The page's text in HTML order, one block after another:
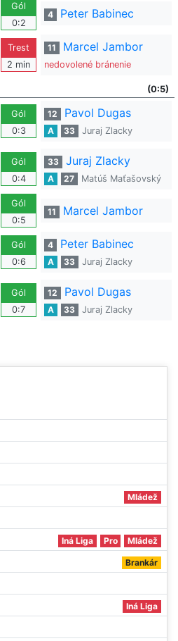
Gól
0:2
4 Peter Babinec
Trest
2 min
11 Marcel Jambor
nedovolené bránenie
(0:5)
Gól
0:3
12 Pavol Dugas
A 33 Juraj Zlacky
Gól
0:4
33 Juraj Zlacky
A 27 Matúš Maťašovský
Gól
0:5
11 Marcel Jambor
Gól
0:6
4 Peter Babinec
A 33 Juraj Zlacky
Gól
0:7
12 Pavol Dugas
A 33 Juraj Zlacky
Mládež
Iná Liga Pro Mládež
Brankár
Iná Liga